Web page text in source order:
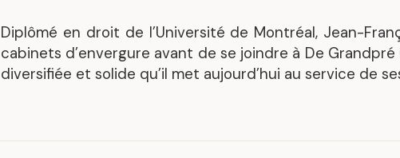
Diplômé en droit de l’Université de Montréal, Jean-
cabinets d’envergure avant de se joindre à De
diversifiée et solide qu’il met aujourd’hui au service de
.